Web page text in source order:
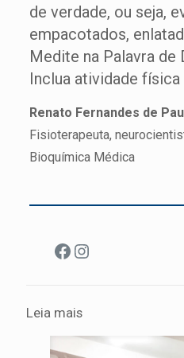
de verdade, ou seja,
empacotados,
Medite na Palavra de
Inclua atividade física
Renato Fernandes de
Fisioterapeuta,
Bioquímica Médica
Facebook
Instagram
Leia mais